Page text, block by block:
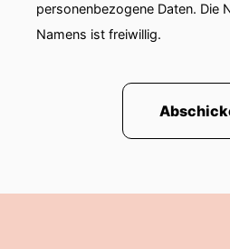
personenbezogene Daten. Die
Namens ist freiwillig.